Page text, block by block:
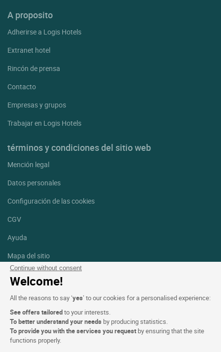
Continue without consent
Welcome!
All the reasons to say ‘yes’ to our cookies for a personalised experience:
See offers tailoredto your interests.
To better understand your needs by producing statistics.
To provide you with the services you request by ensuring that the site
functions properly.
A proposito
Adherirse a Logis Hotels
Extranet hotel
Rincón de prensa
Contacto
Empresas y grupos
Trabajar en Logis Hotels
términos y condiciones del sitio web
Mención legal
Datos personales
Configuración de las cookies
CGV
Ayuda
Mapa del sitio
Créditos
fotografías
Facebook
Linkedin